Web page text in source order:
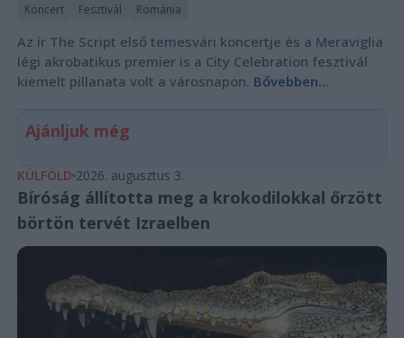
Koncert Fesztivál Románia
Az ír The Script első temesvári koncertje és a Meraviglia
légi akrobatikus premier is a City Celebration fesztivál
kiemelt pillanata volt a városnapon. Bővebben...
Ajánljuk még
KÜLFÖLD 2026. augusztus 3.
Bíróság állította meg a krokodilokkal őrzött
börtön tervét Izraelben